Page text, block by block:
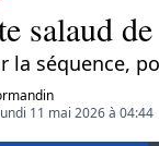
salaud
la séquence,
11 mai 2026 à 04:44